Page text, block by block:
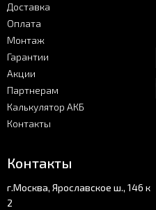
Доставка
Оплата
Монтаж
Гарантии
Акции
Партнерам
Калькулятор АКБ
Контакты
Контакты
г.Москва, Ярославское ш., 146 к
2